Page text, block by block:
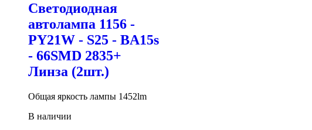
Светодиодная
автолампа 1156 -
PY21W - S25 - BA15s
- 66SMD 2835+
Линза (2шт.)
Общая яркость лампы 1452lm
В наличии